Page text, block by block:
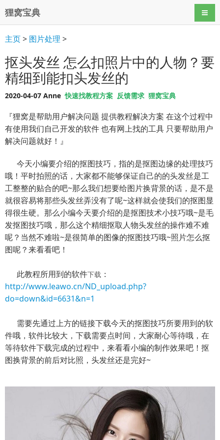
狸窝宝典 导航
主页> 图片处理 >
抠头发丝 怎么扣照片中的人物？要
精细到能扣头发丝的
2020-04-07 Anne快速找教程方案 反馈需求 狸窝宝典
『狸窝是帮助用户解决问题 提供教程解决方案 在这个过程中
有使用我们自己开发的软件 也有网上找的工具 只要帮助用户
解决问题就好！』
今天小编要介绍的抠图技巧，指的是抠图边缘的处理技巧
哦！平时拍照的话，大家都不能够保证自己的的头发丝是工
工整整的贴合的吧~那么我们想要给图片换背景的话，是不是
就很容易将那些头发丝弄没有了呢~这样就会使我们的抠图显
得很生硬。那么小编今天要介绍的是抠图技术小技巧哦~是毛
发抠图技巧哦，那么这个精细抠取人物头发丝的操作难不难
呢？当然不难啦~是很简单的图像的抠图技巧哦~照片怎么抠
图呢？来看看吧！
此教程所用到的软件下载 ：
http://www.leawo.cn/ND_upload.php?
do=down&id=6631&n=1
需要先通过上方的链接下载今天的抠图技巧所要用到的软
件哦，软件比较大，下载需要点时间，大家耐心等待哦，在
等待软件下载完成的过程中，来看看小编的制作效果吧！抠
图换背景的前后对比照，头发丝还是完好~